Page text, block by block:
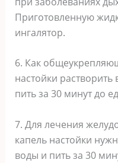
Приготовленную
ингалятор.
6. Как
настойки
пить за 30 минут до
7. Для лечения
капель настойки
воды и пить за 30